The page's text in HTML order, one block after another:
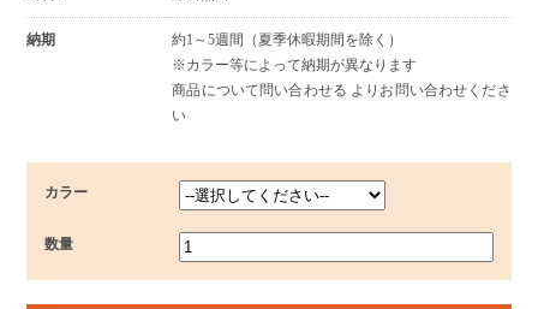
納期
約1～5週間（夏季休暇期間を除く）
※カラー等によって納期が異なります
商品について問い合わせる よりお問い合わせくださ
い
カラー
数量